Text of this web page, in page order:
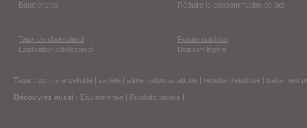
Edulcorants
Réduire la consommation de sel
Taux de cholestérol
Explication cholesterol
Forum nutrition
Boisson légère
Tags : contre la cellulite | satiété | alimentation asiatique | recette diététique | traitement
Découvrez aussi : Eau minérale | Produits laitiers |